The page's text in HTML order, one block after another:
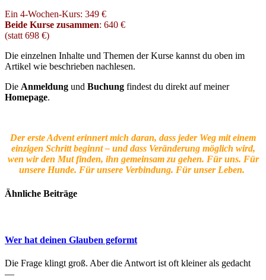
Ein 4-Wochen-Kurs: 349 €
Beide Kurse zusammen: 640 €
(statt 698 €)
Die einzelnen Inhalte und Themen der Kurse kannst du oben im
Artikel wie beschrieben nachlesen.
Die Anmeldung und Buchung findest du direkt auf meiner
Homepage.
Der erste Advent erinnert mich daran, dass jeder Weg mit einem
einzigen Schritt beginnt – und dass Veränderung möglich wird,
wen wir den Mut finden, ihn gemeinsam zu gehen. Für uns. Für
unsere Hunde. Für unsere Verbindung. Für unser Leben.
Ähnliche Beiträge
Wer hat deinen Glauben geformt
Die Frage klingt groß. Aber die Antwort ist oft kleiner als gedacht
—